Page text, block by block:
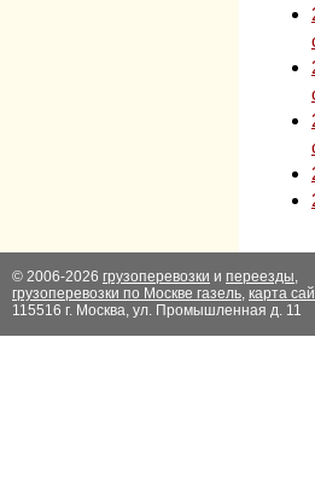
© 2006-2026 грузоперевозки и переезды,
грузоперевозки по Москве газель, карта
115516 г. Москва, ул. Промышленная д. 11